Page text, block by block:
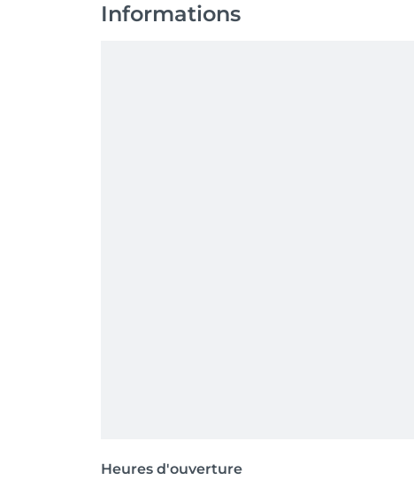
Informations
Heures d'ouverture